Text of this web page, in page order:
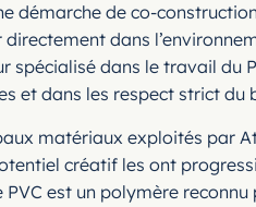
démarche de co-
directement dans
spécialisé dans le travail
et dans les respect strict du
matériaux exploités par
créatif les ont
est un polymère